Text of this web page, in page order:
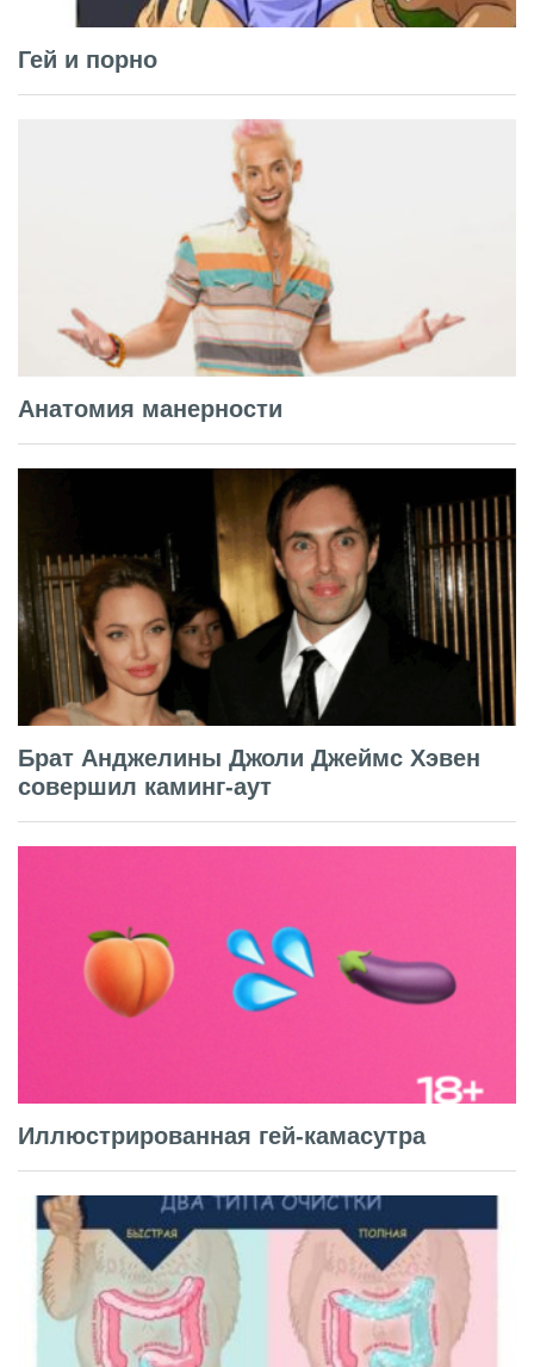
Гей и порно
Анатомия манерности
Брат Анджелины Джоли Джеймс Хэвен
совершил каминг-аут
Иллюстрированная гей-камасутра